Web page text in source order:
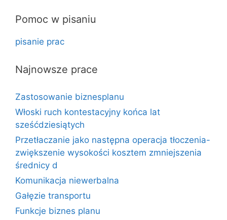
Pomoc w pisaniu
pisanie prac
Najnowsze prace
Zastosowanie biznesplanu
Włoski ruch kontestacyjny końca lat
sześćdziesiątych
Przetłaczanie jako następna operacja tłoczenia-
zwiększenie wysokości kosztem zmniejszenia
średnicy d
Komunikacja niewerbalna
Gałęzie transportu
Funkcje biznes planu